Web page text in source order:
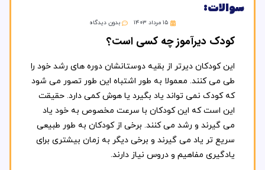
سوالات:
۱۵ مرداد ۱۴۰۳ بدون دیدگاه
کودک دیرآموز چه کسی است؟
این کودکان دیرتر از بقیه دوستانشان دوره های رشد خود را
طی می کنند. معمولا به طور اشتباه این طور تصور می شود
که کودک نمی تواند یاد بگیرد یا هوش کمی دارد. حقیقت
این است که این کودکان با سرعت مخصوص به خود یاد
می گیرند و رشد می کنند. برخی از کودکان به طور طبیعی
سریع تر یاد می گیرند و برخی دیگر به زمان بیشتری برای
یادگیری مفاهیم و دروس نیاز دارند.